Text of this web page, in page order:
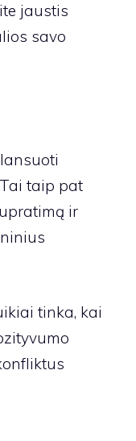
jaustis
savo
taip pat
ir
tinka, kai